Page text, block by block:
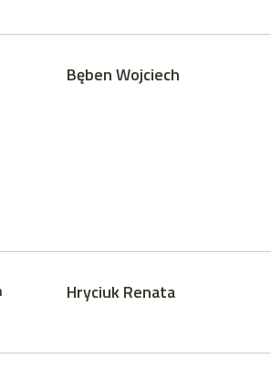
Bęben Wojciech
Hryciuk Renata